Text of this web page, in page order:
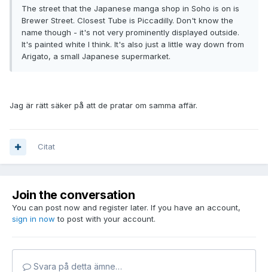
The street that the Japanese manga shop in Soho is on is
Brewer Street. Closest Tube is Piccadilly. Don't know the
name though - it's not very prominently displayed outside.
It's painted white I think. It's also just a little way down from
Arigato, a small Japanese supermarket.
Jag är rätt säker på att de pratar om samma affär.
Citat
Join the conversation
You can post now and register later. If you have an account,
sign in now to post with your account.
Svara på detta ämne…